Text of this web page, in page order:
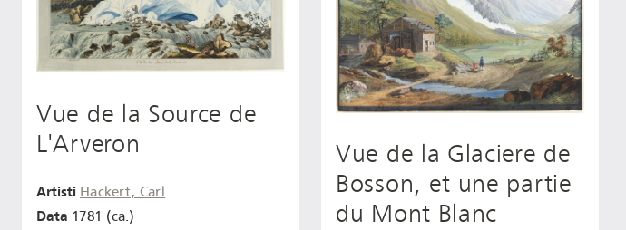
Vue de la Source de
L'Arveron
Artisti Hackert, Carl
Data 1781 (ca.)
Vue de la Glaciere de
Bosson, et une partie
du Mont Blanc